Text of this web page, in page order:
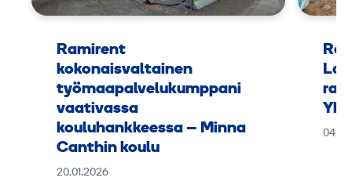
Ramirent
kokonaisvaltainen
työmaapalvelukumppani
vaativassa
kouluhankkeessa – Minna
Canthin koulu
20.01.2026